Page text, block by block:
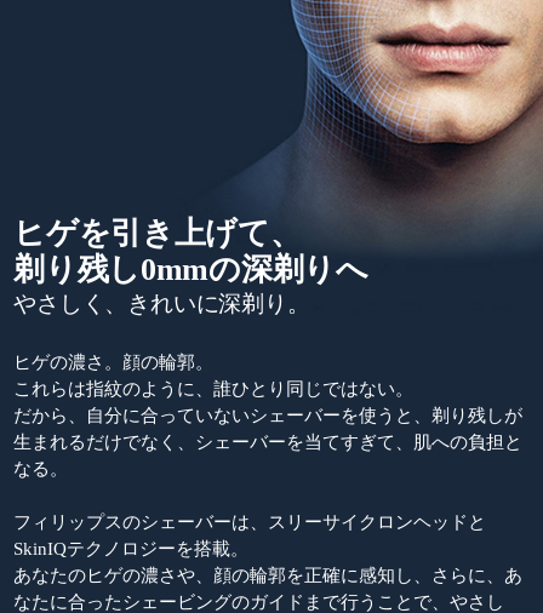
ヒゲを引き上げて、
剃り残し0mmの深剃りへ
やさしく、きれいに深剃り。
ヒゲの濃さ。顔の輪郭。
これらは指紋のように、誰ひとり同じではない。
だから、自分に合っていないシェーバーを使うと、剃り残しが
生まれるだけでなく、シェーバーを当てすぎて、肌への負担と
なる。
フィリップスのシェーバーは、スリーサイクロンヘッドと
SkinIQテクノロジーを搭載。
あなたのヒゲの濃さや、顔の輪郭を正確に感知し、さらに、あ
なたに合ったシェービングのガイドまで行うことで、やさし